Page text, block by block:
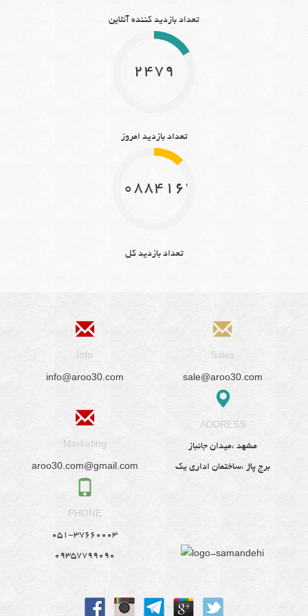
تعداد بازدید کننده آنلاین
2479
تعداد بازدید امروز
10884167
تعداد بازدید کل
Info
info@aroo30.com
Sales
sale@aroo30.com
Marketing
aroo30.com@gmail.com
ADDRESS
مشهد ،میدان جانباز
برج پاژ ،ساختمان اداری یک
PHONE
051-37660003
09357799090